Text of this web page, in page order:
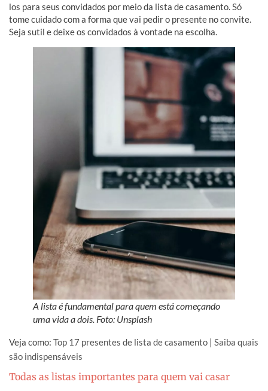
los para seus convidados por meio da lista de casamento. Só
tome cuidado com a forma que vai pedir o presente no convite.
Seja sutil e deixe os convidados à vontade na escolha.
A lista é fundamental para quem está começando
uma vida a dois. Foto: Unsplash
Veja como: Top 17 presentes de lista de casamento | Saiba quais
são indispensáveis
Todas as listas importantes para quem vai casar